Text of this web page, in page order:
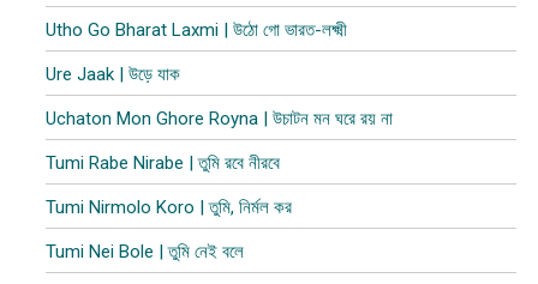
Utho Go Bharat Laxmi | উঠো গো ভারত-লক্ষ্মী
Ure Jaak | উড়ে যাক
Uchaton Mon Ghore Royna | উচাটন মন ঘরে র​য় না
Tumi Rabe Nirabe | তুমি রবে নীরবে
Tumi Nirmolo Koro | তুমি, নির্মল কর
Tumi Nei Bole | তুমি নেই বলে